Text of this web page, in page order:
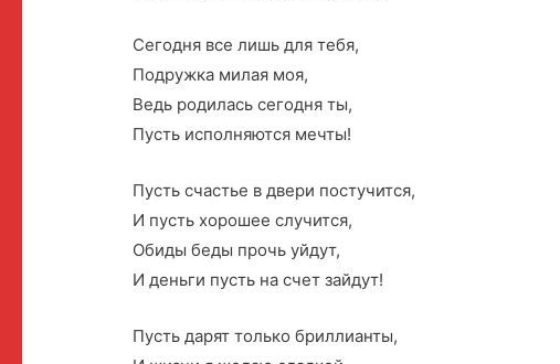
Сегодня все лишь для тебя,
Подружка милая моя,
Ведь родилась сегодня ты,
Пусть исполняются мечты!
Пусть счастье в двери постучится,
И пусть хорошее случится,
Обиды беды прочь уйдут,
И деньги пусть на счет зайдут!
Пусть дарят только бриллианты,